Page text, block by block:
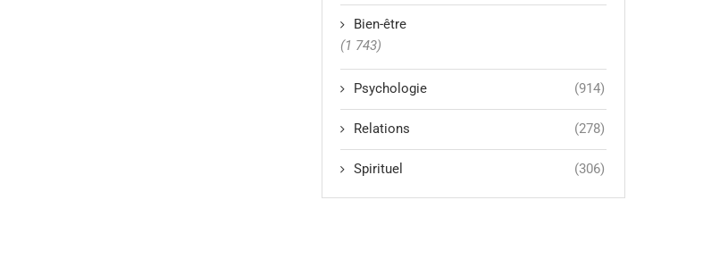
Bien-être
(1 743)
Psychologie (914)
Relations (278)
Spirituel (306)